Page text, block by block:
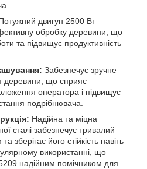
двигун 2500 Вт
обробку деревини, що
та підвищує продуктивність
Забезпечує зручне
деревини, що сприяє
оператора і підвищує
подрібнювача.
Надійна та міцна
сталі забезпечує тривалий
зберігає його стійкість навіть
використанні, що
надійним помічником для